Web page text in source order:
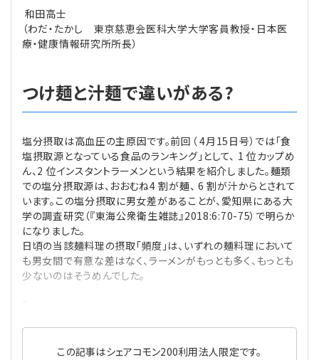
登記関連
定款関連
法改正-法人運営
税務
インボイス
電子帳簿保存法
法改正-労務
個人情報
法改正-法務
資産運用
IT
連載
論壇
カレンダー
【連載】オピニオンリーダーのnote
【連載】会計相談室
【連載】公益法人運営実務の処方箋
【連載】公益法人会計検定試験一問一答
【連載】公益法人制度のリアル
【連載】これからの時代の資産運用
【連載】採用・定着・育成のための人事戦略
【連載】シェアコモン200インタビュー
【連載】シェアコモン200 誌上相談室
【連載】実務と税務のポイント
【連載】事務局だよりPLUS
【連載】悩みと向き合う経営学
無料記事
公益・一般法人オンラインとは
専門誌一覧
お問合せ
プライバシーポリシー
和田高士
（わだ・たかし 東京慈恵会医科大学大学客員教授・日本医
療・健康情報研究所所長）
つけ麺と汁麺で違いがある?
塩分摂取は高血圧の主原因です。前回（ 4月15日号）では「食
塩摂取源となっている食品のランキング」として、 1 位カップめ
ん、2 位インスタントラーメンという結果を紹介しました。麺類
での塩分摂取源は、おおむね4 割が麺、 6 割が汁からとされて
います。この塩分摂取に男女差があることが、愛知県にある大
学の調査研究（『東海公衆衛生雑誌』2018:6:70-75）で明らか
になりました。
日頃の当該麺料理の摂取「頻度」は、いずれの麺料理において
も男女間で有意な差はなく、ラーメンがもっとも多く、もっとも
少ないのはそうめんでした。
この記事はシェアコモン200利用法人限定です。